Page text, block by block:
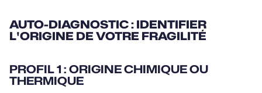
AUTO-DIAGNOSTIC : IDENTIFIER
L'ORIGINE DE VOTRE FRAGILITÉ
PROFIL 1 : ORIGINE CHIMIQUE OU
THERMIQUE